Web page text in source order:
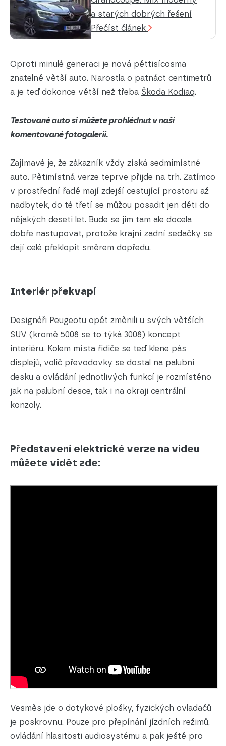
a starých dobrých řešení
Přečíst článek
Oproti minulé generaci je nová pěttisícosma
znatelně větší auto. Narostla o patnáct centimetrů
a je teď dokonce větší než třeba Škoda Kodiaq.
Testované auto si můžete prohlédnut v naší
komentované fotogalerii.
Zajímavé je, že zákazník vždy získá sedmimístné
auto. Pětimístná verze teprve přijde na trh. Zatímco
v prostřední řadě mají zdejší cestující prostoru až
nadbytek, do té třetí se můžou posadit jen děti do
nějakých deseti let. Bude se jim tam ale docela
dobře nastupovat, protože krajní zadní sedačky se
dají celé překlopit směrem dopředu.
Interiér překvapí
Designéři Peugeotu opět změnili u svých větších
SUV (kromě 5008 se to týká 3008) koncept
interiéru. Kolem místa řidiče se teď klene pás
displejů, volič převodovky se dostal na palubní
desku a ovládání jednotlivých funkcí je rozmístěno
jak na palubní desce, tak i na okraji centrální
konzoly.
Představení elektrické verze na videu
můžete vidět zde:
Vesměs jde o dotykové plošky, fyzických ovladačů
je poskrovnu. Pouze pro přepínání jízdních režimů,
ovládání hlasitosti audiosystému a pak ještě pro